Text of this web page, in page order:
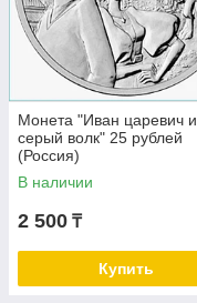
Монета "Иван царевич и
серый волк" 25 рублей
(Россия)
В наличии
2 500 ₸
Купить